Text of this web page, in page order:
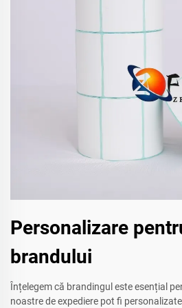
Personalizare
brandului
Înțelegem că brandingul este esențial
noastre de expediere pot fi